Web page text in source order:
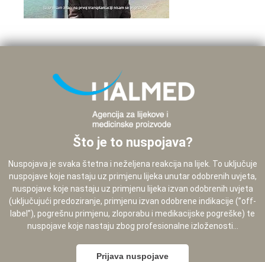
Što je to nuspojava?
Nuspojava je svaka štetna i neželjena reakcija na lijek. To uključuje
nuspojave koje nastaju uz primjenu lijeka unutar odobrenih uvjeta,
nuspojave koje nastaju uz primjenu lijeka izvan odobrenih uvjeta
(uključujući predoziranje, primjenu izvan odobrene indikacije (”off-
label”), pogrešnu primjenu, zloporabu i medikacijske pogreške) te
nuspojave koje nastaju zbog profesionalne izloženosti...
Prijava nuspojave